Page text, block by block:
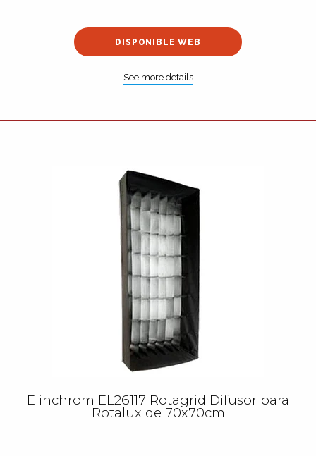
DISPONIBLE WEB
See more details
Elinchrom EL26117 Rotagrid Difusor para
Rotalux de 70x70cm